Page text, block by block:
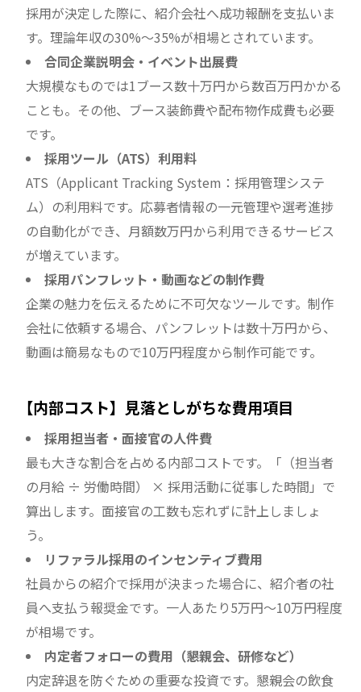
採用が決定した際に、紹介会社へ成功報酬を支払いま
す。理論年収の30%～35%が相場とされています。
合同企業説明会・イベント出展費
大規模なものでは1ブース数十万円から数百万円かかる
ことも。その他、ブース装飾費や配布物作成費も必要
です。
採用ツール（ATS）利用料
ATS（Applicant Tracking System：採用管理システ
ム）の利用料です。応募者情報の一元管理や選考進捗
の自動化ができ、月額数万円から利用できるサービス
が増えています。
採用パンフレット・動画などの制作費
企業の魅力を伝えるために不可欠なツールです。制作
会社に依頼する場合、パンフレットは数十万円から、
動画は簡易なもので10万円程度から制作可能です。
【内部コスト】見落としがちな費用項目
採用担当者・面接官の人件費
最も大きな割合を占める内部コストです。「（担当者
の月給 ÷ 労働時間） × 採用活動に従事した時間」で
算出します。面接官の工数も忘れずに計上しましょ
う。
リファラル採用のインセンティブ費用
社員からの紹介で採用が決まった場合に、紹介者の社
員へ支払う報奨金です。一人あたり5万円～10万円程度
が相場です。
内定者フォローの費用（懇親会、研修など）
内定辞退を防ぐための重要な投資です。懇親会の飲食